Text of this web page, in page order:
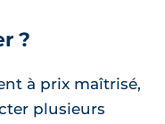
?
à prix maîtrisé,
plusieurs